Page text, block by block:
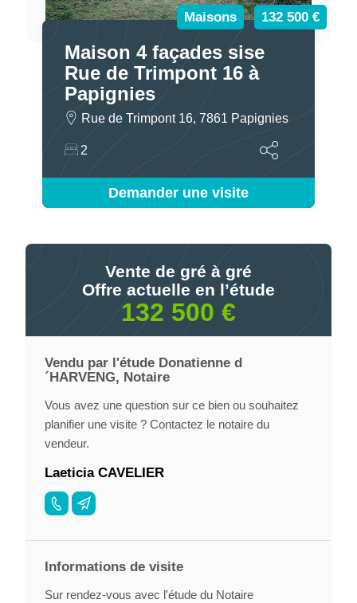
Maisons 132 500 €
Maison 4 façades sise
Rue de Trimpont 16 à
Papignies
Rue de Trimpont 16, 7861 Papignies
2
Demander une visite
Vente de gré à gré
Offre actuelle en l’étude
132 500 €
Vendu par l'étude Donatienne d
´HARVENG, Notaire
Vous avez une question sur ce bien ou souhaitez
planifier une visite ? Contactez le notaire du
vendeur.
Laeticia CAVELIER
Informations de visite
Sur rendez-vous avec l'étude du Notaire